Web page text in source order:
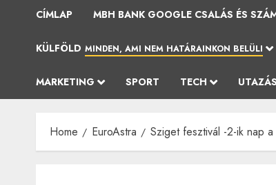
CÍMLAP MBH BANK GOOGLE CSALÁS ÉS
KÜLFÖLD MINDEN, AMI NEM HATÁRAINKON BELÜLI
MARKETING SPORT TECH
Home EuroAstra Sziget fesztivál -2-ik nap